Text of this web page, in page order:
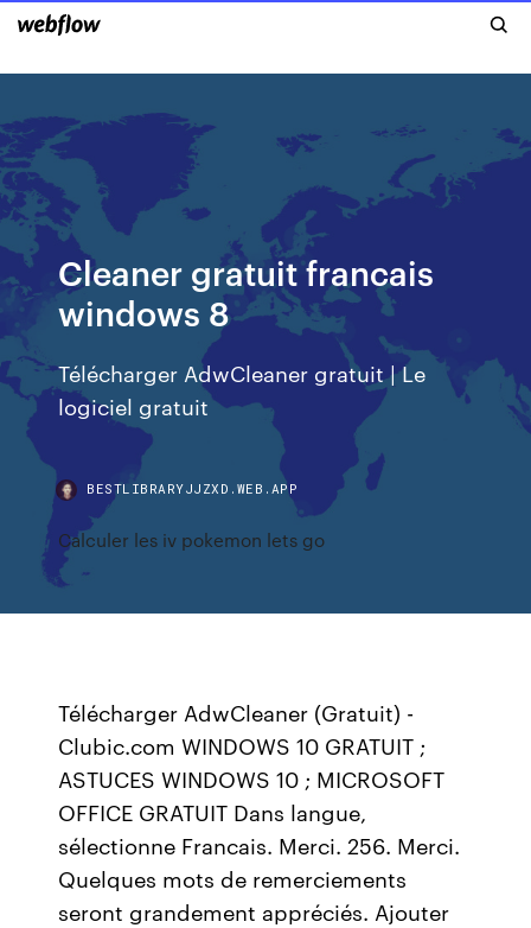
Cleaner gratuit francais
windows 8
Télécharger AdwCleaner gratuit | Le
logiciel gratuit
BESTLIBRARYJJZXD.WEB.APP
Calculer les iv pokemon lets go
Télécharger AdwCleaner (Gratuit) -
Clubic.com WINDOWS 10 GRATUIT ;
ASTUCES WINDOWS 10 ; MICROSOFT
OFFICE GRATUIT Dans langue,
sélectionne Francais. Merci. 256. Merci.
Quelques mots de remerciements
seront grandement appréciés. Ajouter